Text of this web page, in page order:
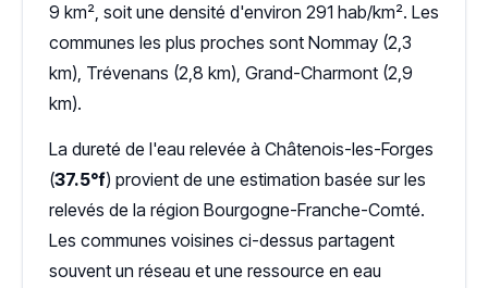
9 km², soit une densité d'environ 291 hab/km². Les
communes les plus proches sont Nommay (2,3
km), Trévenans (2,8 km), Grand-Charmont (2,9
km).
La dureté de l'eau relevée à Châtenois-les-Forges
(37.5°f) provient de une estimation basée sur les
relevés de la région Bourgogne-Franche-Comté.
Les communes voisines ci-dessus partagent
souvent un réseau et une ressource en eau